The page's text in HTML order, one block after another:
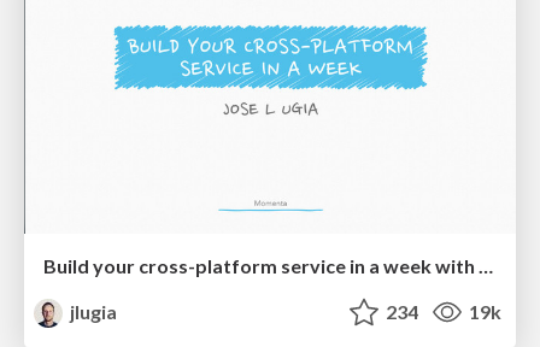
Build your cross-platform service in a week with App Engine
jlugia
234 19k